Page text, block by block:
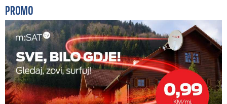
PROMO